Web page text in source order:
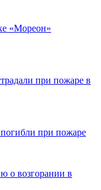
«Мореон»
при пожаре в
погибли при пожаре
о возгорании в